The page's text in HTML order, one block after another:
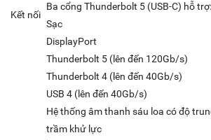
Kết nối
Ba cổng Thunderbolt 5 (USB‑C) hỗ trợ:
Sạc
DisplayPort
Thunderbolt 5 (lên đến 120Gb/s)
Thunderbolt 4 (lên đến 40Gb/s)
USB 4 (lên đến 40Gb/s)
Hệ thống âm thanh sáu loa có độ
trầm khử lực